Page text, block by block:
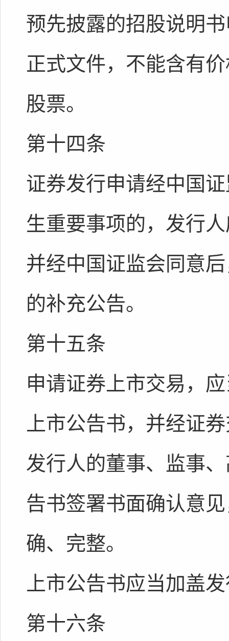
预先披露的招股说明
正式文件，不能含有
股票。
第十四条
证券发行申请经中国
生重要事项的，发行
并经中国证监会同意
的补充公告。
第十五条
申请证券上市交易，
上市公告书，并经证
发行人的董事、监事
告书签署书面确认意
确、完整。
上市公告书应当加盖
第十六条